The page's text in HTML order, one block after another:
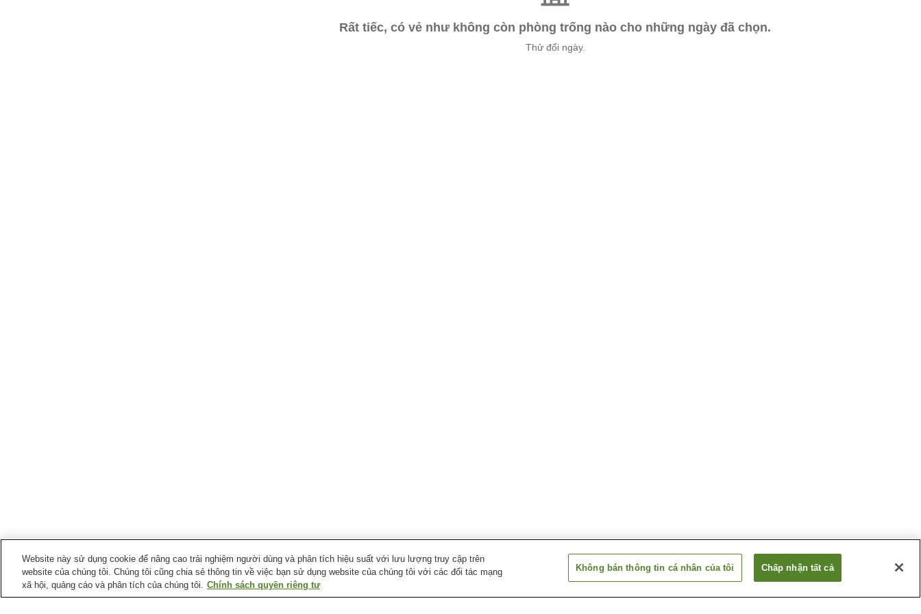
Rất tiếc, có vẻ như không còn phòng trống nào cho những ngày đã chọn.
Thử đổi ngày.
Ga xe lửa tại Thành phố Munakata
Website này sử dụng cookie để nâng cao trải nghiệm người dùng và phân tích hiệu suất với lưu lượng truy cập trên
website của chúng tôi. Chúng tôi cũng chia sẻ thông tin về việc bạn sử dụng website của chúng tôi với các đối tác mạng
xã hội, quảng cáo và phân tích của chúng tôi. Chính sách quyền riêng tư
Không bán thông tin cá nhân của tôi Chấp nhận tất cả